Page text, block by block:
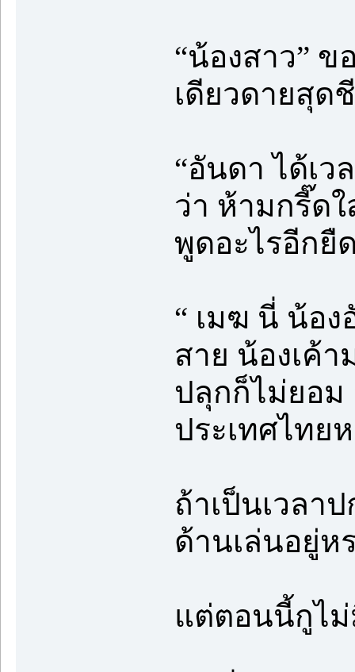
“น้องสาว”
เดียวดายสุด
“อันดา ได้เ
ว่า ห้ามกรี๊ด
พูดอะไรอีกยื
“ เมฆ นี่ น้อ
สาย น้องเค้า
ปลุกก็ไม่ยอม
ประเทศไทย
ถ้าเป็นเวลา
ด้านเล่นอยู่ห
แต่ตอนนี้กูไ